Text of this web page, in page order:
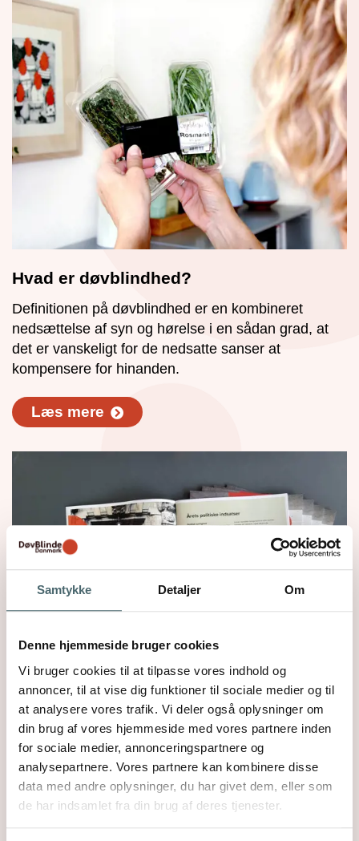
Samtykke Detaljer Om
Denne hjemmeside bruger cookies
Vi bruger cookies til at tilpasse vores indhold og
annoncer, til at vise dig funktioner til sociale medier og til
at analysere vores trafik. Vi deler også oplysninger om
din brug af vores hjemmeside med vores partnere inden
for sociale medier, annonceringspartnere og
analysepartnere. Vores partnere kan kombinere disse
data med andre oplysninger, du har givet dem, eller som
de har indsamlet fra din brug af deres tjenester.
Hvad er døvblindhed?
Definitionen på døvblindhed er en kombineret
nedsættelse af syn og hørelse i en sådan grad, at
det er vanskeligt for de nedsatte sanser at
kompensere for hinanden.
Læs mere
Årsberetningen er klar!
Så er Årsberetningen klar! Læs om årets
begivenheder og bliv klogere på formandens
visioner for fremtiden. Beretningen fås i flere